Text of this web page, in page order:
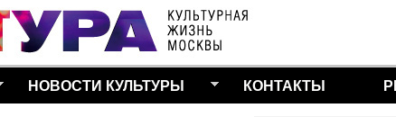
НОВОСТИ КУЛЬТУРЫ КОНТАКТЫ